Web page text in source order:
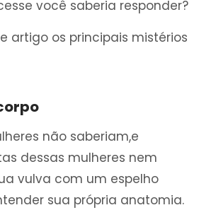
você saberia responder?
artigo os principais mistérios
não saberiam,e
dessas mulheres nem
vulva com um espelho
sua própria anatomia.